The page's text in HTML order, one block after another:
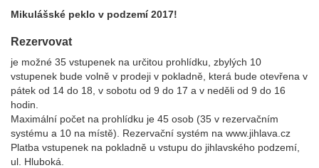
Mikulášské peklo v podzemí 2017!
Rezervovat
je možné 35 vstupenek na určitou prohlídku, zbylých 10
vstupenek bude volně v prodeji v pokladně, která bude otevřena v
pátek od 14 do 18, v sobotu od 9 do 17 a v neděli od 9 do 16
hodin.
Maximální počet na prohlídku je 45 osob (35 v rezervačním
systému a 10 na místě). Rezervační systém na www.jihlava.cz
Platba vstupenek na pokladně u vstupu do jihlavského podzemí,
ul. Hluboká.